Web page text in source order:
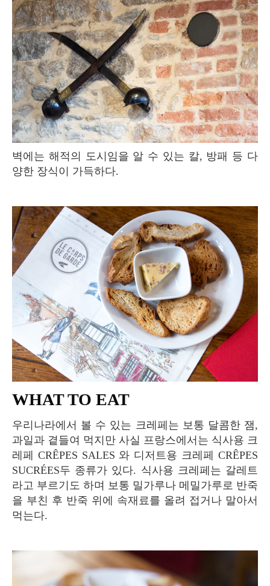
벽에는 해적의 도시임을 알 수 있는 칼, 방패 등 다
양한 장식이 가득하다.
WHAT TO EAT
우리나라에서 볼 수 있는 크레페는 보통 달콤한 잼,
과일과 곁들여 먹지만 사실 프랑스에서는 식사용 크
레페 CRÊPES SALES 와 디저트용 크레페 CRÊPES
SUCRÉES두 종류가 있다. 식사용 크레페는 갈레트
라고 부르기도 하며 보통 밀가루나 메밀가루로 반죽
을 부친 후 반죽 위에 속재료를 올려 접거나 말아서
먹는다.